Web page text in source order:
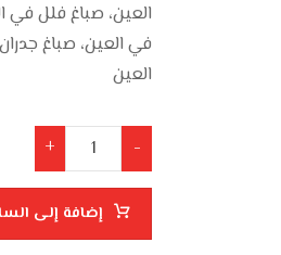
العين، صباغ فلل في
في العين، صباغ
العين
-
+
إضافة إلى